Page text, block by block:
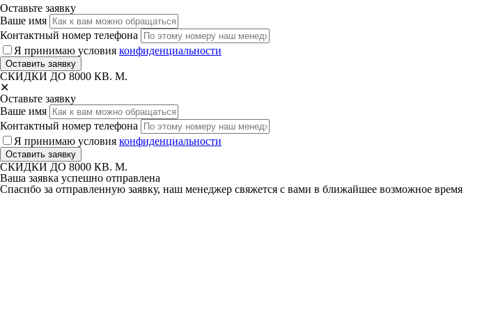
Оставьте заявку
Ваше имя
Контактный номер телефона
Я принимаю условия конфиденциальности
СКИДКИ ДО 8000 КВ. М.
✕
Оставьте заявку
Ваше имя
Контактный номер телефона
Я принимаю условия конфиденциальности
СКИДКИ ДО 8000 КВ. М.
Ваша заявка успешно отправлена
Спасибо за отправленную заявку, наш менеджер свяжется с вами в ближайшее возможное время